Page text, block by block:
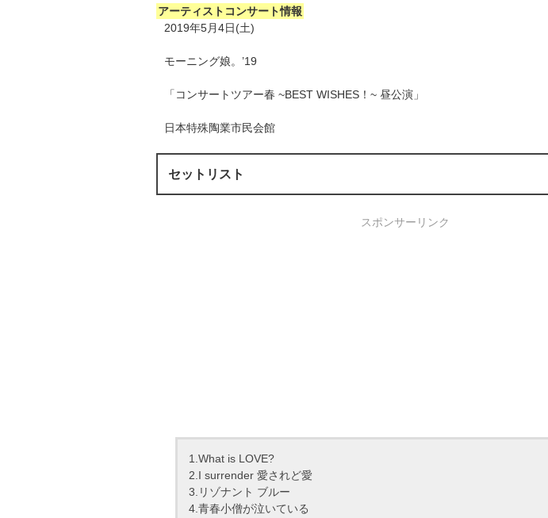
アーティストコンサート情報
2019年5月4日(土)
モーニング娘。’19
「コンサートツアー春 ~BEST WISHES！~ 昼公演」
日本特殊陶業市民会館
セットリスト
スポンサーリンク
1.What is LOVE?
2.I surrender 愛されど愛
3.リゾナント ブルー
4.青春小僧が泣いている